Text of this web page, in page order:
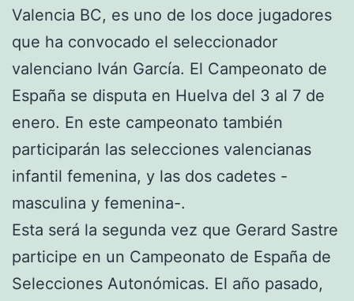
Valencia BC, es uno de los doce jugadores
que ha convocado el seleccionador
valenciano Iván García. El Campeonato de
España se disputa en Huelva del 3 al 7 de
enero. En este campeonato también
participarán las selecciones valencianas
infantil femenina, y las dos cadetes -
masculina y femenina-.
Esta será la segunda vez que Gerard Sastre
participe en un Campeonato de España de
Selecciones Autonómicas. El año pasado,